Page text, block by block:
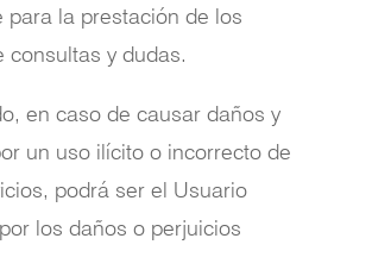
para la prestación de los
consultas y dudas.
en caso de causar daños y
un uso ilícito o incorrecto de
podrá ser el Usuario
los daños o perjuicios